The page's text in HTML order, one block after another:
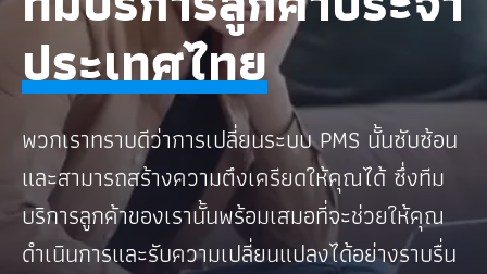
ประเทศไทย
พวกเราทราบดีว่าการเปลี่ยนระบบ PMS นั้นซับซ้อน
และสามารถสร้างความตึงเครียดให้คุณได้ ซึ่งทีม
บริการลูกค้าของเรานั้นพร้อมเสมอที่จะช่วยให้คุณ
ดำเนินการและรับความเปลี่ยนแปลงได้อย่างราบรื่น